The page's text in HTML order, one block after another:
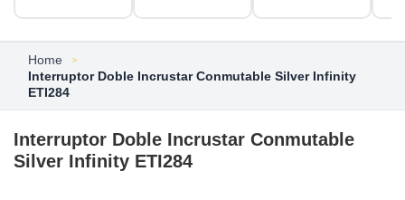
Home
Interruptor Doble Incrustar Conmutable Silver Infinity
ETI284
Interruptor Doble Incrustar Conmutable
Silver Infinity ETI284